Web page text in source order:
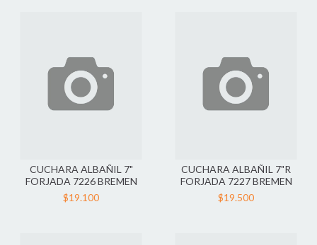
CUCHARA ALBAÑIL 7"
FORJADA 7226 BREMEN
$19.100
CUCHARA ALBAÑIL 7"R
FORJADA 7227 BREMEN
$19.500